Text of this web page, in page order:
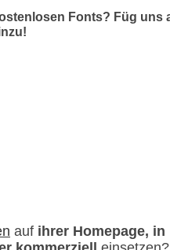
Fonts? Füg uns
auf ihrer Homepage, in